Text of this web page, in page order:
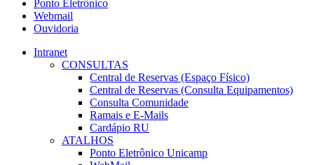
Ponto Eletrônico
Webmail
Ouvidoria
Intranet
CONSULTAS
Central de Reservas (Espaço Físico)
Central de Reservas (Consulta Equipamentos)
Consulta Comunidade
Ramais e E-Mails
Cardápio RU
ATALHOS
Ponto Eletrônico Unicamp